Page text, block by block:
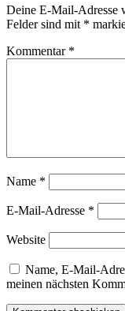
Deine E-Mail-Adresse
Felder sind mit *
Kommentar *
Name *
E-Mail-Adresse *
Website
Name, E-Mail-
meinen nächsten